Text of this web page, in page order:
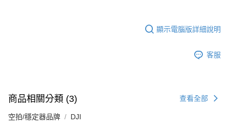
顯示電腦版詳細說明
客服
商品相關分類 (3) 查看全部
空拍/穩定器品牌 DJI